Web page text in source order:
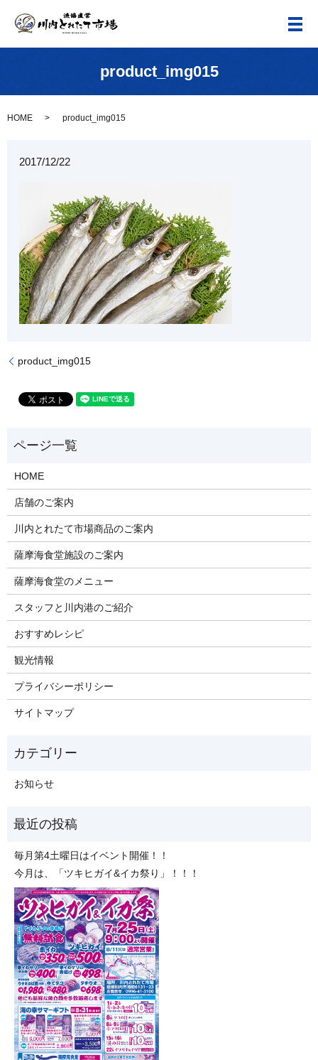
メ
product_img015
HOME product_img015
2017/12/22
product_img015
HOME
店舗のご案内
川内とれたて市場商品のご案内
薩摩海食堂施設のご案内
薩摩海食堂のメニュー
スタッフと川内港のご紹介
おすすめレシピ
観光情報
プライバシーポリシー
サイトマップ
お知らせ
毎月第4土曜日はイベント開催！！
今月は、「ツキヒガイ&イカ祭り」！！！